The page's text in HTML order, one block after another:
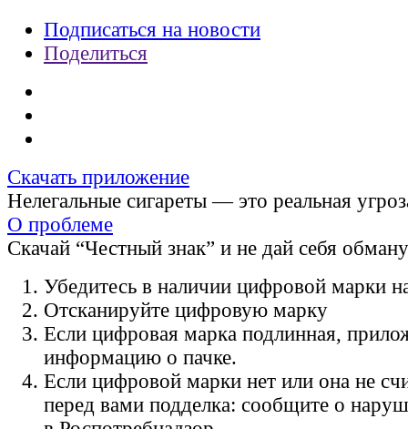
Подписаться на новости
Поделиться
Скачать приложение
Нелегальные сигареты — это реальная
О проблеме
Скачай “Честный знак” и не дай себя
Убедитесь в наличии цифровой марки
Отсканируйте цифровую марку
Если цифровая марка подлинная,
информацию о пачке.
Если цифровой марки нет или она не
перед вами подделка: сообщите о